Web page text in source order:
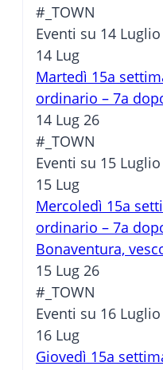
#_TOWN
Eventi su 14
14 Lug
Martedì 15a
ordinario – 7a
14 Lug 26
#_TOWN
Eventi su 15
15 Lug
Mercoledì 15a
ordinario – 7a
Bonaventura,
15 Lug 26
#_TOWN
Eventi su 16
16 Lug
Giovedì 15a